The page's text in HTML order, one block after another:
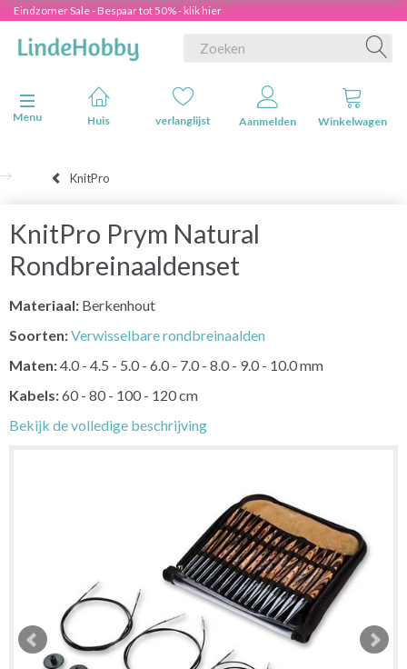
Eindzomer Sale - Bespaar tot 50% - klik hier
Navigatie in-/uitschakelen
Menu
Huis verlanglijst Aanmelden Winkelwagen
KnitPro
KnitPro Prym Natural
Rondbreinaaldenset
Materiaal: Berkenhout
Soorten:Verwisselbare rondbreinaalden
Maten:4.0 - 4.5 - 5.0 - 6.0 - 7.0 - 8.0 - 9.0 - 10.0 mm
Kabels:60 - 80 - 100 - 120 cm
Bekijk de volledige beschrijving